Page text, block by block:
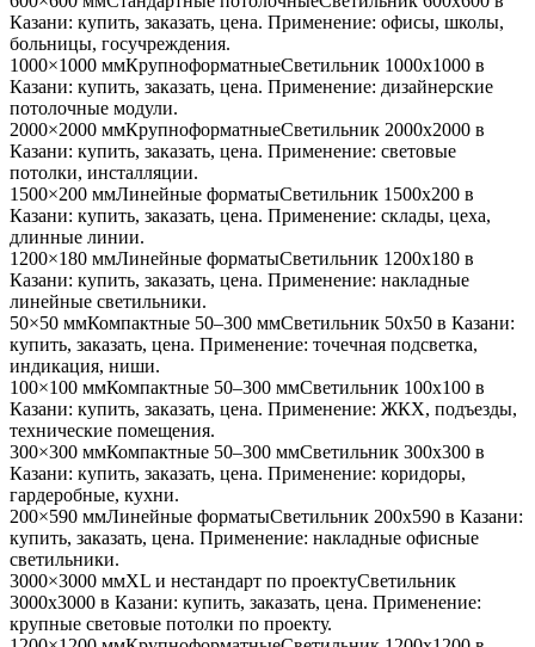
Казани: купить, заказать, цена. Применение: офисы, школы,
больницы, госучреждения.
1000×1000 ммКрупноформатныеСветильник 1000x1000 в
Казани: купить, заказать, цена. Применение: дизайнерские
потолочные модули.
2000×2000 ммКрупноформатныеСветильник 2000x2000 в
Казани: купить, заказать, цена. Применение: световые
потолки, инсталляции.
1500×200 ммЛинейные форматыСветильник 1500x200 в
Казани: купить, заказать, цена. Применение: склады, цеха,
длинные линии.
1200×180 ммЛинейные форматыСветильник 1200x180 в
Казани: купить, заказать, цена. Применение: накладные
линейные светильники.
50×50 ммКомпактные 50–300 ммСветильник 50x50 в Казани:
купить, заказать, цена. Применение: точечная подсветка,
индикация, ниши.
100×100 ммКомпактные 50–300 ммСветильник 100x100 в
Казани: купить, заказать, цена. Применение: ЖКХ, подъезды,
технические помещения.
300×300 ммКомпактные 50–300 ммСветильник 300x300 в
Казани: купить, заказать, цена. Применение: коридоры,
гардеробные, кухни.
200×590 ммЛинейные форматыСветильник 200x590 в Казани:
купить, заказать, цена. Применение: накладные офисные
светильники.
3000×3000 ммXL и нестандарт по проектуСветильник
3000x3000 в Казани: купить, заказать, цена. Применение:
крупные световые потолки по проекту.